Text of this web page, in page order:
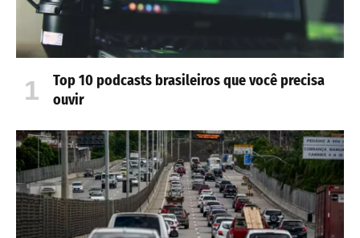
Top 10 podcasts brasileiros que você precisa
ouvir